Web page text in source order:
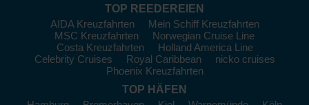
Schokolade und genießen Sie die berühmten Pommes an der
Küste. Zeebrugge ist auch ein hervorragender Ausgangspunkt,
Antwerpen oder Brügge zu besuchen.
Reisezeit und Preisgestaltung
Die beste Zeit, um Jersey mit einer Kreuzfahrt zu besuchen,
TOP REEDEREIEN
AIDA Kreuzfahrten
Mein Schiff Kreuzfahrten
MSC Kreuzfahrten
Norwegian Cruise Line
Costa Kreuzfahrten
Holland America Line
Celebrity Cruises
Royal Caribbean
nicko cruises
Phoenix Kreuzfahrten
TOP HÄFEN